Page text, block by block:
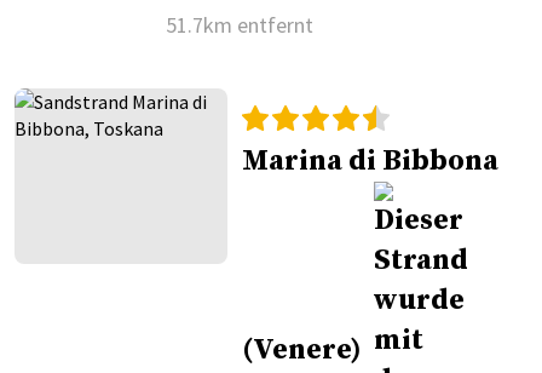
51.7km entfernt
Marina di Bibbona
(Venere)